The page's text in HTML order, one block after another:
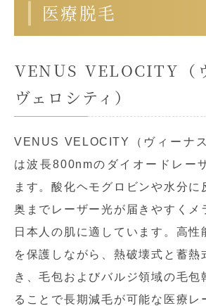
医療脱毛
VENUS VELOCITY（
ヴェロシティ）
VENUS VELOCITY（ヴィーナ
は波長800nmのダイオードレー
ます。酸化ヘモグロビンや水分に
奥までレーザー光が届きやすくメ
日本人の肌に適しています。高性
を保護しながら、熱破壊式と蓄熱
き、毛包およびバルジ領域の毛包
ることで長期減毛が可能な医療レ